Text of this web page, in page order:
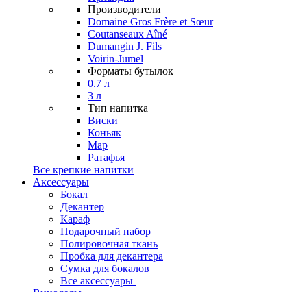
Производители
Domaine Gros Frère et Sœur
Coutanseaux Aîné
Dumangin J. Fils
Voirin-Jumel
Форматы бутылок
0.7 л
3 л
Тип напитка
Виски
Коньяк
Мар
Ратафья
Все крепкие напитки
Аксессуары
Бокал
Декантер
Караф
Подарочный набор
Полировочная ткань
Пробка для декантера
Сумка для бокалов
Все аксессуары